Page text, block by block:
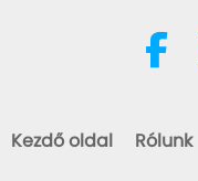
Kezdő oldal Rólunk